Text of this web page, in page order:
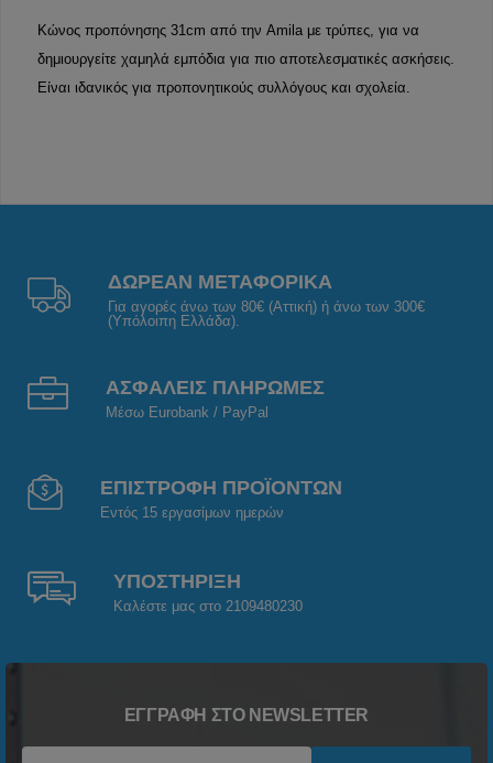
Κώνος προπόνησης 31cm από την Amila με τρύπες, για να
δημιουργείτε χαμηλά εμπόδια για πιο αποτελεσματικές ασκήσεις.
Είναι ιδανικός για προπονητικούς συλλόγους και σχολεία.
ΔΩΡΕΑΝ ΜΕΤΑΦΟΡΙΚΑ
Για αγορές άνω των 80€ (Αττική) ή άνω των 300€
(Υπόλοιπη Ελλάδα).
ΑΣΦΑΛΕΙΣ ΠΛΗΡΩΜΕΣ
Μέσω Eurobank / PayPal
ΕΠΙΣΤΡΟΦΗ ΠΡΟΪΟΝΤΩΝ
Εντός 15 εργασίμων ημερών
ΥΠΟΣΤΗΡΙΞΗ
Καλέστε μας στο 2109480230
ΕΓΓΡΑΦΉ ΣΤΟ NEWSLETTER